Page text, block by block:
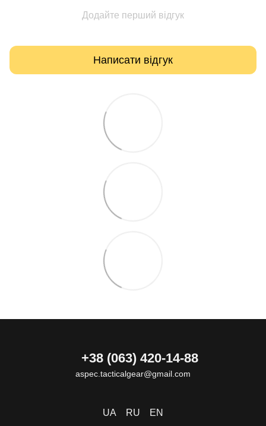
Додайте перший відгук
Написати відгук
+38 (063) 420-14-88
aspec.tacticalgear@gmail.com
UA RU EN